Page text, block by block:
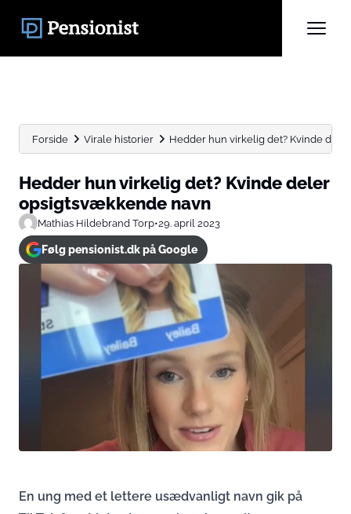
Forside Virale historier Hedder hun virkelig det? Kvinde
Hedder hun virkelig det? Kvinde deler
opsigtsvækkende navn
Mathias Hildebrand Torp•29. april 2023
Følg pensionist.dk på Google
En ung med et lettere usædvanligt navn gik på